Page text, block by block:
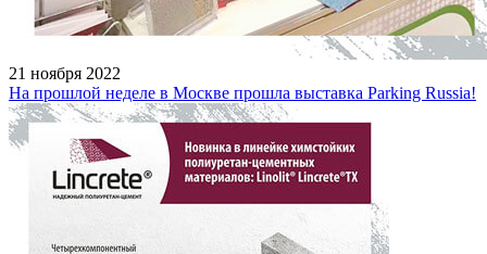
21 ноября 2022
На прошлой неделе в Москве прошла выставка Parking Russia!